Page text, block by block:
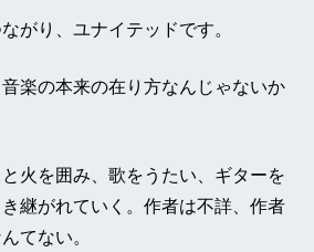
がり、ユナイテッドです。
楽の本来の在り方なんじゃないか
火を囲み、歌をうたい、ギターを
継がれていく。作者は不詳、作者
てない。